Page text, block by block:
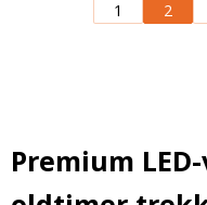
1 2
Premium